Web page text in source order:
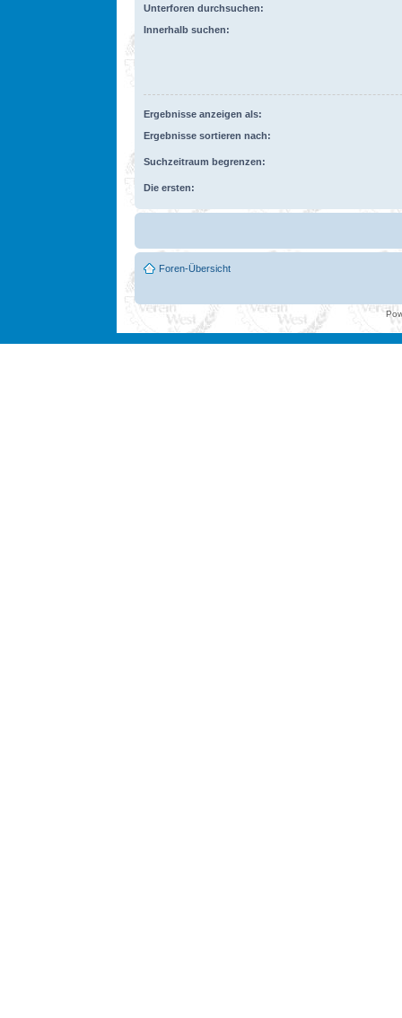
Unterforen durchsuchen:
Innerhalb suchen:
Ergebnisse anzeigen als:
Ergebnisse sortieren nach:
Suchzeitraum begrenzen:
Die ersten:
Foren-Übersicht